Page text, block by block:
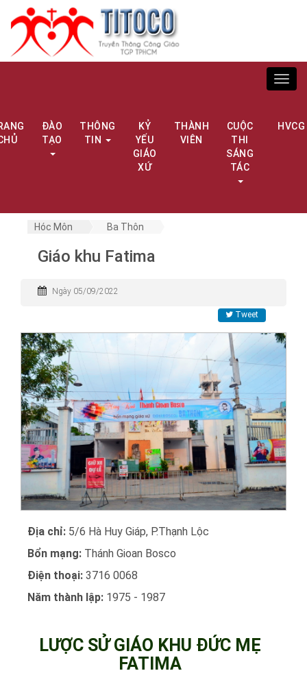
ĐÀO
TẠO
THÔNG
TIN
KỶ
YẾU
GIÁO
XỨ
THÀNH
VIÊN
CUỘC
THI
SÁNG
TÁC
HVCG
Hóc Môn Ba Thôn
Giáo khu Fatima
Ngày 05/09/2022
Tweet
Địa chỉ: 5/6 Hà Huy Giáp, P.Thạnh Lộc
Bổn mạng: Thánh Gioan Bosco
Điện thoại: 3716 0068
Năm thành lập: 1975 - 1987
LƯỢC SỬ GIÁO KHU ĐỨC MẸ
FATIMA